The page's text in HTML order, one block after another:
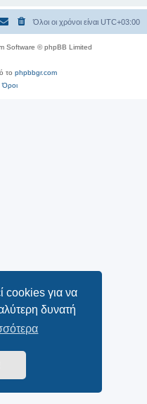
cookies για να
δυνατή
Όλοι οι χρόνοι είναι UTC+03:00
Software © phpBB Limited
το phpbbgr.com
Όροι